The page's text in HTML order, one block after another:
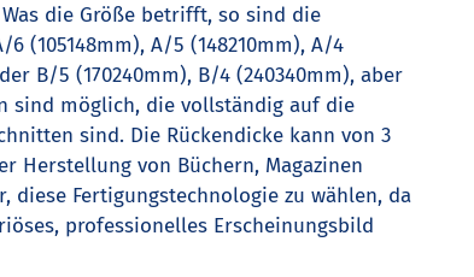
die Größe betrifft, so sind die
(105148mm), A/5 (148210mm), A/4
B/5 (170240mm), B/4 (240340mm), aber
sind möglich, die vollständig auf die
sind. Die Rückendicke kann von 3
Herstellung von Büchern, Magazinen
diese Fertigungstechnologie zu wählen, da
professionelles Erscheinungsbild